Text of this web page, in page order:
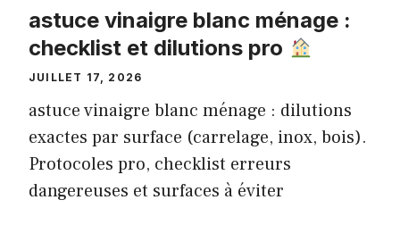
astuce vinaigre blanc ménage :
checklist et dilutions pro
JUILLET 17, 2026
astuce vinaigre blanc ménage : dilutions
exactes par surface (carrelage, inox, bois).
Protocoles pro, checklist erreurs
dangereuses et surfaces à éviter